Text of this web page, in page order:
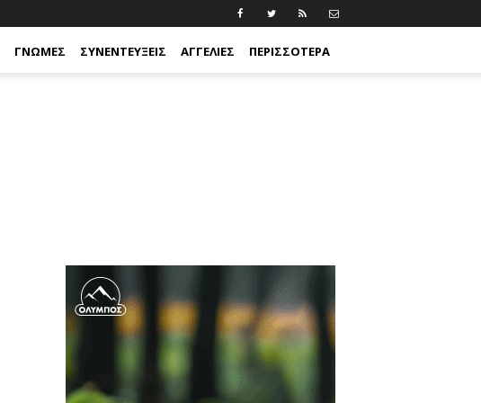
ΓΝΏΜΕΣ ΣΥΝΕΝΤΕΎΞΕΙΣ ΑΓΓΕΛΊΕΣ ΠΕΡΙΣΣΟΤΕΡΑ